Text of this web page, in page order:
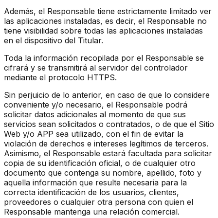
Además, el Responsable tiene estrictamente limitado ver
las aplicaciones instaladas, es decir, el Responsable no
tiene visibilidad sobre todas las aplicaciones instaladas
en el dispositivo del Titular.
Toda la información recopilada por el Responsable se
cifrará y se transmitirá al servidor del controlador
mediante el protocolo HTTPS.
Sin perjuicio de lo anterior, en caso de que lo considere
conveniente y/o necesario, el Responsable podrá
solicitar datos adicionales al momento de que sus
servicios sean solicitados o contratados, o de que el Sitio
Web y/o APP sea utilizado, con el fin de evitar la
violación de derechos e intereses legítimos de terceros.
Asimismo, el Responsable estará facultada para solicitar
copia de su identificación oficial, o de cualquier otro
documento que contenga su nombre, apellido, foto y
aquella información que resulte necesaria para la
correcta identificación de los usuarios, clientes,
proveedores o cualquier otra persona con quien el
Responsable mantenga una relación comercial.